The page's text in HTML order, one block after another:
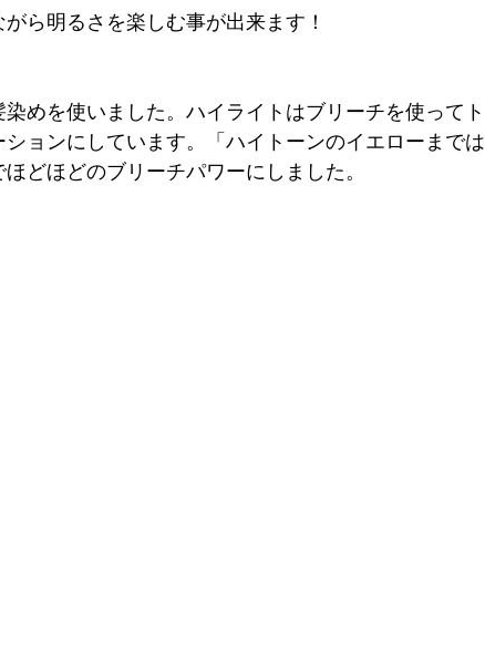
ら明るさを楽しむ事が出来ます！
めを使いました。ハイライトはブリーチを使ってト
ョンにしています。「ハイトーンのイエローまでは
どほどのブリーチパワーにしました。